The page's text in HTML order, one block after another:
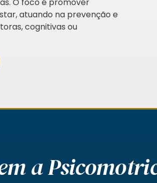
atuando na prevenção e
cognitivas ou
a